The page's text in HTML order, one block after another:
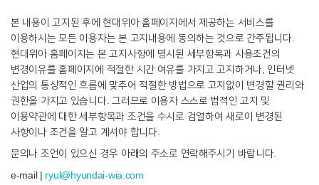
본 내용이 고지된 후에 현대위아 홈페이지에서 제공하는 서비스를
이용하시는 모든 이용자는 본 고지내용에 동의하는 것으로 간주됩니다.
현대위아 홈페이지는 본 고지사항에 명시된 세부항목과 사용조건의
변경이유를 홈페이지에 적절한 시간 여유를 가지고 고지하거나, 인터넷
산업의 통상적인 흐름에 맞추어 적절한 방법으로 고지없이 변경할 권리와
권한을 가지고 있습니다. 그러므로 이용자 스스로 법적인 고지 및
이용약관에 대한 세부항목과 조건을 수시로 검열하여 새로이 변경된
사항이나 조건을 알고 계셔야 합니다.
문의나 조언이 있으신 경우 아래의 주소로 연락해주시기 바랍니다.
e-mail | ryul@hyundai-wia.com